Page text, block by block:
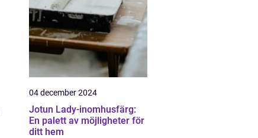
04 december 2024
Jotun Lady-inomhusfärg:
En palett av möjligheter för
ditt hem